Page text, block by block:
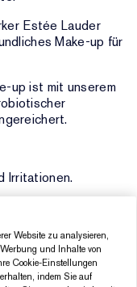
Estée Lauder
Make-up für
up ist mit unserem
Irritationen.
Tag.
bis voller
aus und deckt
Website zu analysieren,
und Inhalte von
Cookie-Einstellungen
indem Sie auf